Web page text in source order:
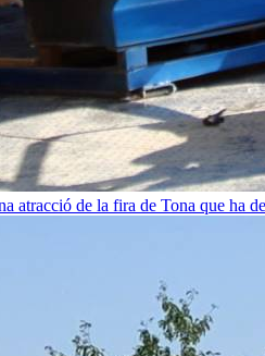
atracció de la fira de Tona que ha